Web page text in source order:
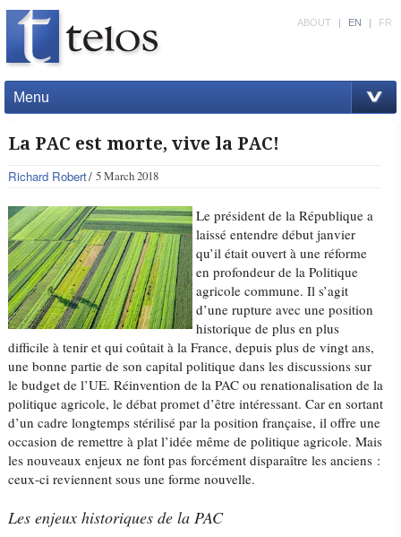
Menu
ABOUT | EN | FR
La PAC est morte, vive la PAC!
Richard Robert 5 March 2018
Le président de la République a
laissé entendre début janvier
qu’il était ouvert à une réforme
en profondeur de la Politique
agricole commune. Il s’agit
d’une rupture avec une position
historique de plus en plus
difficile à tenir et qui coûtait à la France, depuis plus de vingt ans,
une bonne partie de son capital politique dans les discussions sur
le budget de l’UE. Réinvention de la PAC ou renationalisation de la
politique agricole, le débat promet d’être intéressant. Car en sortant
d’un cadre longtemps stérilisé par la position française, il offre une
occasion de remettre à plat l’idée même de politique agricole. Mais
les nouveaux enjeux ne font pas forcément disparaître les anciens :
ceux-ci reviennent sous une forme nouvelle.
Les enjeux historiques de la PAC